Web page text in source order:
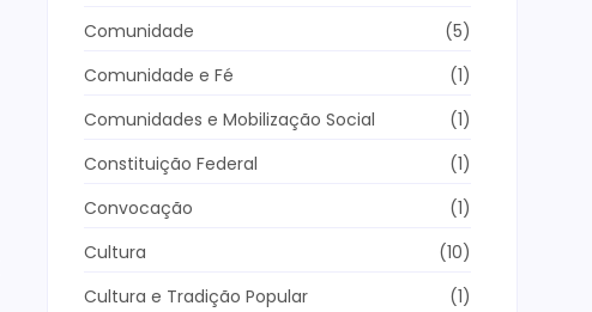
Comunidade
(5)
Comunidade e Fé
(1)
Comunidades e Mobilização Social
(1)
Constituição Federal
(1)
Convocação
(1)
Cultura
(10)
Cultura e Tradição Popular
(1)